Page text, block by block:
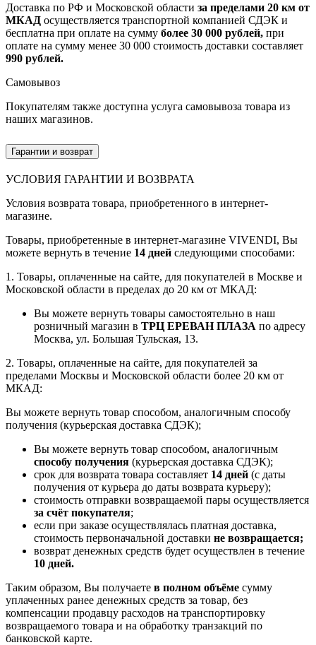
Доставка по РФ и Московской области за пределами 20 км от
МКАД осуществляется транспортной компанией СДЭК и
бесплатна при оплате на сумму более 30 000 рублей, при
оплате на сумму менее 30 000 стоимость доставки составляет
990 рублей.
Самовывоз
Покупателям также доступна услуга самовывоза товара из
наших магазинов.
Гарантии и возврат
УСЛОВИЯ ГАРАНТИИ И ВОЗВРАТА
Условия возврата товара, приобретенного в интернет-
магазине.
Товары, приобретенные в интернет-магазине VIVENDI, Вы
можете вернуть в течение 14 дней следующими способами:
1. Товары, оплаченные на сайте, для покупателей в Москве и
Московской области в пределах до 20 км от МКАД:
Вы можете вернуть товары самостоятельно в наш
розничный магазин в ТРЦ ЕРЕВАН ПЛАЗА по адресу
Москва, ул. Большая Тульская, 13.
2. Товары, оплаченные на сайте, для покупателей за
пределами Москвы и Московской области более 20 км от
МКАД:
Вы можете вернуть товар способом, аналогичным способу
получения (курьерская доставка СДЭК);
Вы можете вернуть товар способом, аналогичным
способу получения (курьерская доставка СДЭК);
срок для возврата товара составляет 14 дней (с даты
получения от курьера до даты возврата курьеру);
стоимость отправки возвращаемой пары осуществляется
за счёт покупателя;
если при заказе осуществлялась платная доставка,
стоимость первоначальной доставки не возвращается;
возврат денежных средств будет осуществлен в течение
10 дней.
Таким образом, Вы получаете в полном объёме сумму
уплаченных ранее денежных средств за товар, без
компенсации продавцу расходов на транспортировку
возвращаемого товара и на обработку транзакций по
банковской карте.